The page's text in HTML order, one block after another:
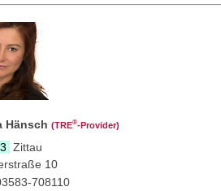
Hänsch (TRE®‑Provider)
Zittau
10
708110